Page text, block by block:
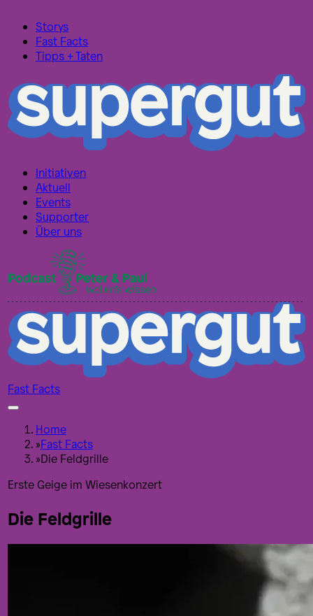
Storys
Fast Facts
Tipps + Taten
Initiativen
Aktuell
Events
Supporter
Über uns
Fast Facts
Home
»Fast Facts
»Die Feldgrille
Erste Geige im Wiesenkonzert
Die Feldgrille